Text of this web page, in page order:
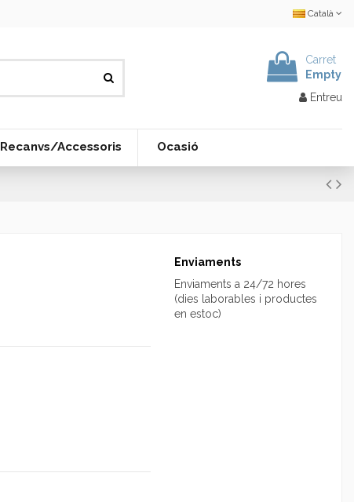
Català
Carret
Empty
Entreu
Recanvs/Accessoris Ocasió
Enviaments
Enviaments a 24/72 hores
(dies laborables i productes
en estoc)